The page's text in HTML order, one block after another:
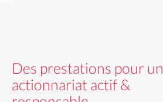
Des prestations pour un
actionnariat actif &